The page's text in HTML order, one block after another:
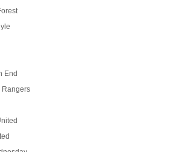
End
Rangers